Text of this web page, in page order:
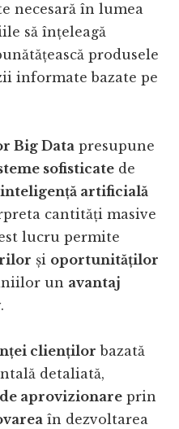
necesară în lumea
să înțeleagă
produsele
informate bazate pe
Big Data presupune
sofisticate de
artificială
cantități masive
lucru permite
și oportunităților
un avantaj
clienților bazată
detaliată,
aprovizionare prin
în dezvoltarea